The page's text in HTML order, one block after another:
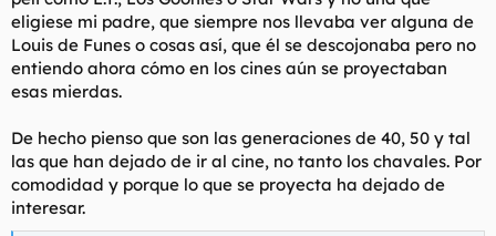
eligiese mi padre, que siempre nos llevaba ver alguna de
Louis de Funes o cosas así, que él se descojonaba pero no
entiendo ahora cómo en los cines aún se proyectaban
esas mierdas.
De hecho pienso que son las generaciones de 40, 50 y tal
las que han dejado de ir al cine, no tanto los chavales. Por
comodidad y porque lo que se proyecta ha dejado de
interesar.